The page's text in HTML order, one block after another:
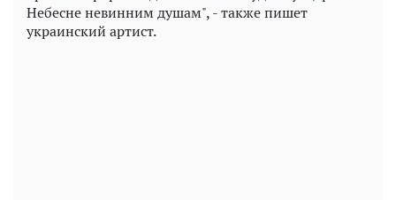
Небесне невинним душам", - также пишет
украинский артист.